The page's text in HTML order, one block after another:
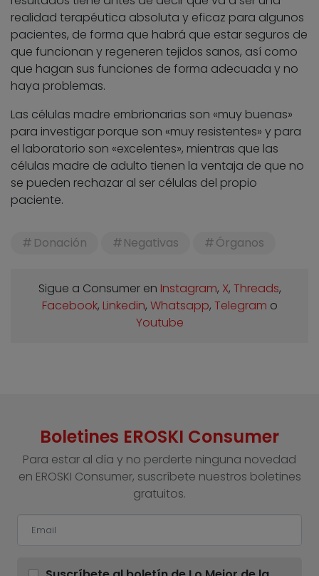
realidad terapéutica absoluta y eficaz para algunos
pacientes, de forma que habrá que estar seguros de
que funcionan y regeneren tejidos sanos, así como
que hagan sus funciones de forma adecuada y no
haya problemas.
Las células madre embrionarias son «muy buenas»
para investigar porque son «muy resistentes» y para
el laboratorio son «excelentes», mientras que las
células madre de adulto tienen la ventaja de que no
se pueden rechazar al ser células del propio
paciente.
Donación Negativas Órganos
Sigue a Consumer en Instagram, X, Threads,
Facebook, Linkedin, Whatsapp, Telegram o
Youtube
Boletines EROSKI Consumer
Para estar al día y no perderte ninguna novedad
en EROSKI Consumer, suscríbete nuestros boletines
gratuitos.